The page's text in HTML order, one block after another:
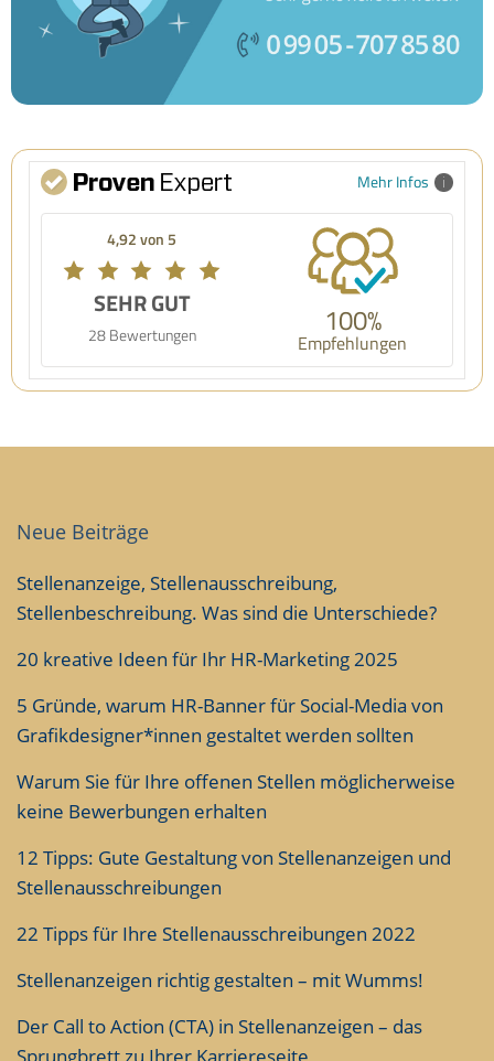
Mehr Infos
4,92 von 5
SEHR GUT
28 Bewertungen 100%
Empfehlungen
Neue Beiträge
Stellenanzeige, Stellenausschreibung,
Stellenbeschreibung. Was sind die Unterschiede?
20 kreative Ideen für Ihr HR-Marketing 2025
5 Gründe, warum HR-Banner für Social-Media von
Grafikdesigner*innen gestaltet werden sollten
Warum Sie für Ihre offenen Stellen möglicherweise
keine Bewerbungen erhalten
12 Tipps: Gute Gestaltung von Stellenanzeigen und
Stellenausschreibungen
22 Tipps für Ihre Stellenausschreibungen 2022
Stellenanzeigen richtig gestalten – mit Wumms!
Der Call to Action (CTA) in Stellenanzeigen – das